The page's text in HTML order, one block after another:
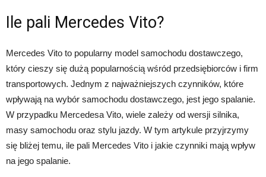
Ile pali Mercedes Vito?
Mercedes Vito to popularny model samochodu dostawczego,
który cieszy się dużą popularnością wśród przedsiębiorców i firm
transportowych. Jednym z najważniejszych czynników, które
wpływają na wybór samochodu dostawczego, jest jego spalanie.
W przypadku Mercedesa Vito, wiele zależy od wersji silnika,
masy samochodu oraz stylu jazdy. W tym artykule przyjrzymy
się bliżej temu, ile pali Mercedes Vito i jakie czynniki mają wpływ
na jego spalanie.